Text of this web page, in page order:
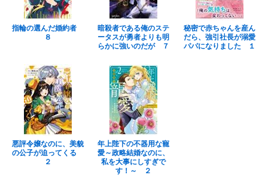
指輪の選んだ婚約者
８
暗殺者である俺のステ
ータスが勇者よりも明
らかに強いのだが ７
秘密で赤ちゃんを産ん
だら、強引社長が溺愛
パパになりました １
悪評令嬢なのに、美貌
の公子が迫ってくる
２
年上陛下の不器用な寵
愛～政略結婚なのに、
私を大事にしすぎで
す！～ ２